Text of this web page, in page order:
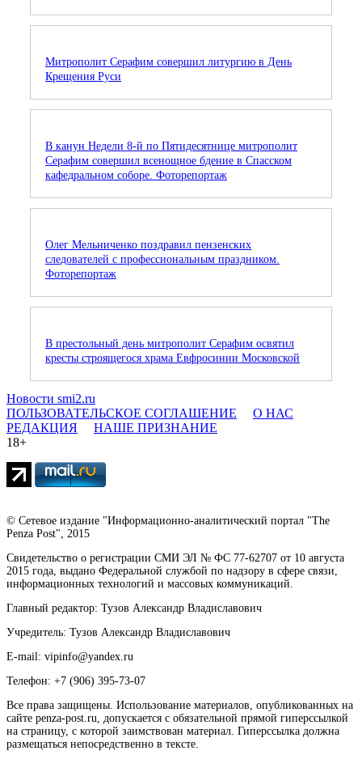
Митрополит Серафим совершил литургию в День
Крещения Руси
В канун Недели 8-й по Пятидесятнице митрополит
Серафим совершил всенощное бдение в Спасском
кафедральном соборе. Фоторепортаж
Олег Мельниченко поздравил пензенских
следователей с профессиональным праздником.
Фоторепортаж
В престольный день митрополит Серафим освятил
кресты строящегося храма Евфросинии Московской
Новости smi2.ru
ПОЛЬЗОВАТЕЛЬСКОЕ СОГЛАШЕНИЕ
О НАС
РЕДАКЦИЯ
НАШЕ ПРИЗНАНИЕ
18+
© Сетевое издание "Информационно-аналитический портал "The
Penza Post", 2015
Свидетельство о регистрации СМИ ЭЛ № ФС 77-62707 от 10 августа
2015 года, выдано Федеральной службой по надзору в сфере связи,
информационных технологий и массовых коммуникаций.
Главный редактор: Тузов Александр Владиславович
Учредитель: Тузов Александр Владиславович
E-mail: vipinfo@yandex.ru
Телефон: +7 (906) 395-73-07
Все права защищены. Использование материалов, опубликованных на
сайте penza-post.ru, допускается с обязательной прямой гиперссылкой
на страницу, с которой заимствован материал. Гиперссылка должна
размещаться непосредственно в тексте.